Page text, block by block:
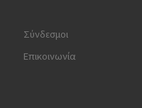
Σύνδεσμοι
Επικοινωνία